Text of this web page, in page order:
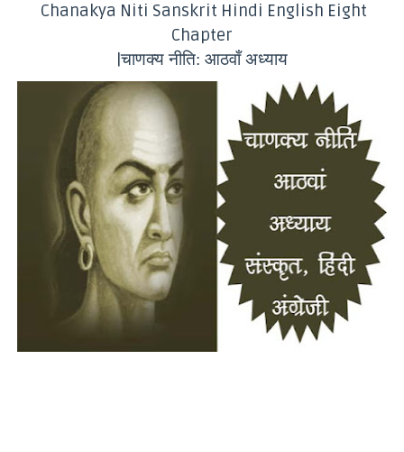
Chanakya Niti Sanskrit Hindi English Eight
Chapter
|चाणक्य नीति: आठवाँ अध्याय